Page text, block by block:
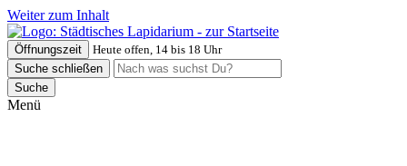
Weiter zum Inhalt
Öffnungszeit
Heute offen, 14 bis 18 Uhr
Suche schließen
Suche
Menü